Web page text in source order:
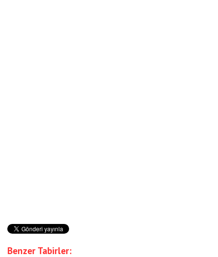
Benzer Tabirler: